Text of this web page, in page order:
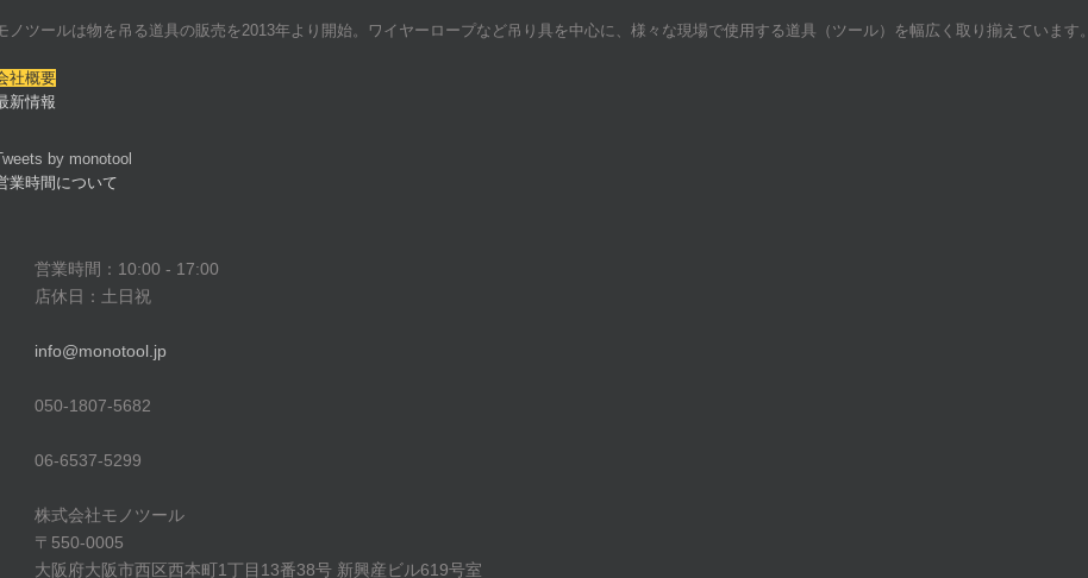
ノツールは物を吊る道具の販売を2013年より開始。ワイヤーロープなど吊り具を中心に、様々な現場で使用する道具（ツール）を幅広く取り揃えています。
社概要
新情報
by monotool
業時間について
営業時間：10:00 - 17:00
店休日：土日祝
info@monotool.jp
050-1807-5682
06-6537-5299
株式会社モノツール
〒550-0005
大阪府大阪市西区西本町1丁目13番38号 新興産ビル619号室